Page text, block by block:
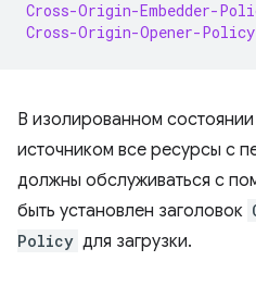
Cross-Origin-Embedder-
Cross-Origin-Opener-
В изолированном
источником все ресурсы с
должны обслуживаться с
быть установлен заголовок
Policy для загрузки.